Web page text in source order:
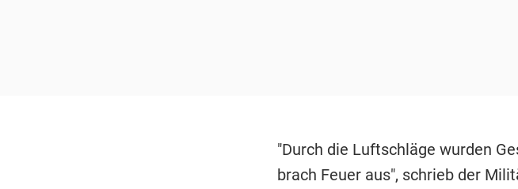
"Durch die Luftschläge wurden
brach Feuer aus", schrieb der